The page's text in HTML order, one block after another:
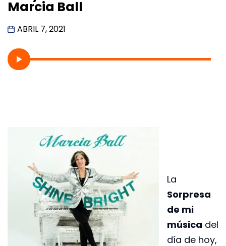
Marcia Ball
ABRIL 7, 2021
La
Sorpresa
de mi
música del
día de hoy,